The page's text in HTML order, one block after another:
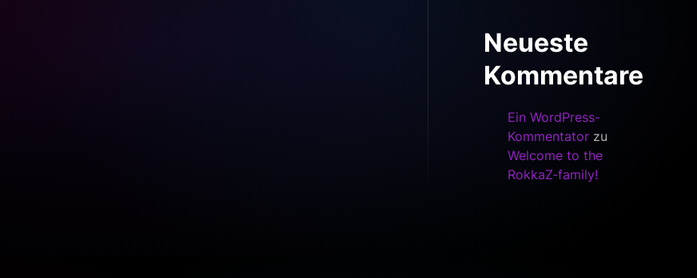
Neueste
Kommentare
Ein WordPress-
Kommentator zu
Welcome to the
RokkaZ-family!